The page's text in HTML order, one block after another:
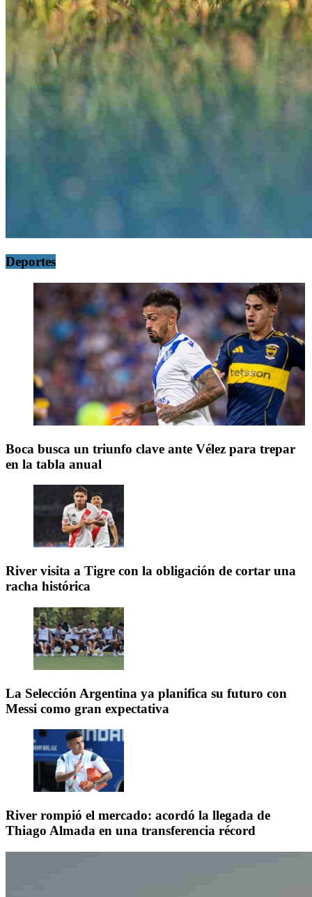
Deportes
Boca busca un triunfo clave ante Vélez para trepar
en la tabla anual
River visita a Tigre con la obligación de cortar una
racha histórica
La Selección Argentina ya planifica su futuro con
Messi como gran expectativa
River rompió el mercado: acordó la llegada de
Thiago Almada en una transferencia récord